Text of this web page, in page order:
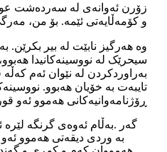
زۆرن ئەوانەی لە سەردەشت
و کۆمەڵایەتی ئێمە. بۆ من،
وە هەرگیز نابێت لە بیر
سیحرێک لە نووسینەکانیدا
بەراوردکردن لە نێوان ئەم
تایبەت بە خۆیان هەبوو.
ڕۆژنامەوانیەکانی هەموو ئەو
بەڵام ئەوەی گرنگە. گەر
بە وردی دیقەتی هەموو